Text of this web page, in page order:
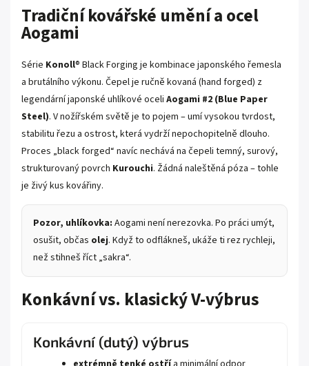
Tradiční kovářské umění a ocel
Aogami
Série Konoll® Black Forging je kombinace japonského řemesla
a brutálního výkonu. Čepel je ručně kovaná (hand forged) z
legendární japonské uhlíkové oceli Aogami #2 (Blue Paper
Steel). V nožířském světě je to pojem – umí vysokou tvrdost,
stabilitu řezu a ostrost, která vydrží nepochopitelně dlouho.
Proces „black forged“ navíc nechává na čepeli temný, surový,
strukturovaný povrch Kurouchi. Žádná naleštěná póza – tohle
je živý kus kovářiny.
Pozor, uhlíkovka: Aogami není nerezovka. Po práci umýt,
osušit, občas olej. Když to odflákneš, ukáže ti rez rychleji,
než stihneš říct „sakra“.
Konkávní vs. klasický V-výbrus
Konkávní (dutý) výbrus